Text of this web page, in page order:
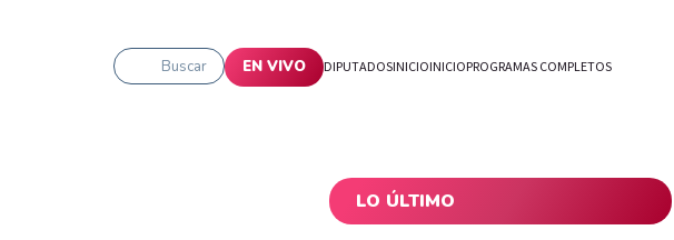
Buscar EN VIVO DIPUTADOSINICIOINICIOPROGRAMAS COMPLETOS
LO ÚLTIMO